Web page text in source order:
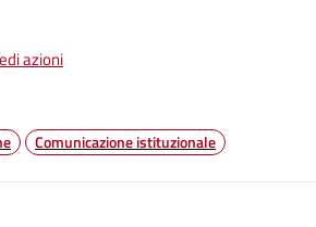
azioni
Comunicazione istituzionale